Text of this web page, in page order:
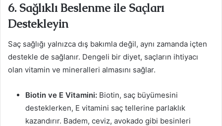
6. Sağlıklı Beslenme ile Saçları
Destekleyin
Saç sağlığı yalnızca dış bakımla değil, aynı zamanda içten
destekle de sağlanır. Dengeli bir diyet, saçların ihtiyacı
olan vitamin ve mineralleri almasını sağlar.
Biotin ve E Vitamini: Biotin, saç büyümesini
desteklerken, E vitamini saç tellerine parlaklık
kazandırır. Badem, ceviz, avokado gibi besinleri